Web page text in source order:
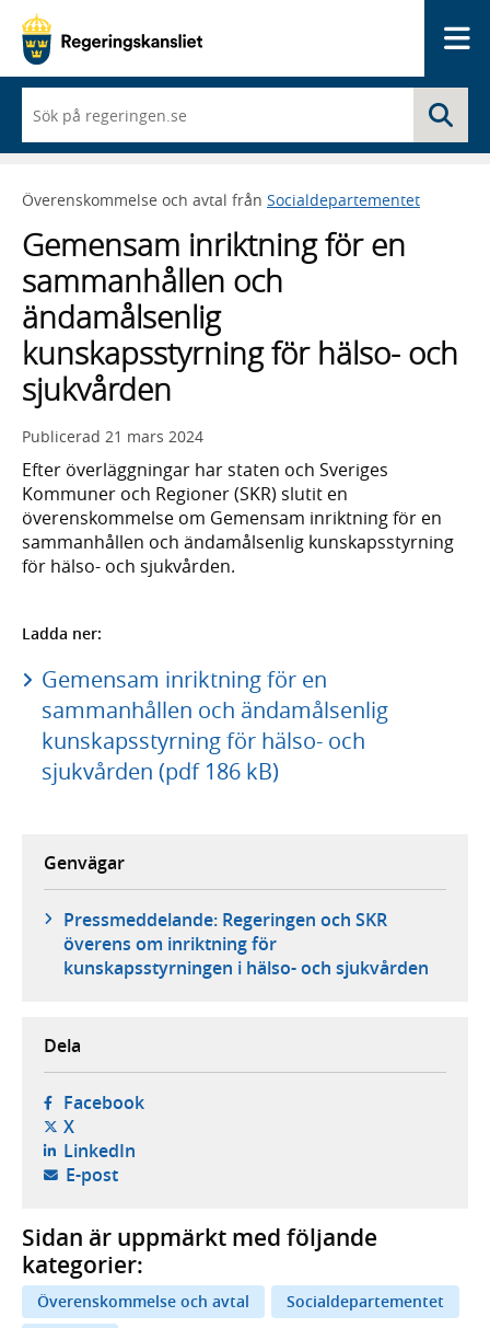
du
börjar
skriva
framträder
lista
med
sökförslag
Överenskommelse och avtal från Socialdepartementet
Gemensam inriktning för en
sammanhållen och
ändamålsenlig
kunskapsstyrning för hälso- och
sjukvården
Publicerad 21 mars 2024
Efter överläggningar har staten och Sveriges
Kommuner och Regioner (SKR) slutit en
överenskommelse om Gemensam inriktning för en
sammanhållen och ändamålsenlig kunskapsstyrning
för hälso- och sjukvården.
Ladda ner:
Gemensam inriktning för en
sammanhållen och ändamålsenlig
kunskapsstyrning för hälso- och
sjukvården (pdf 186 kB)
Genvägar
Pressmeddelande: Regeringen och SKR
överens om inriktning för
kunskapsstyrningen i hälso- och sjukvården
Dela
Facebook- öppnas i ny flik, extern webbplats,
X- öppnas i ny flik, extern webbplats,
LinkedIn- öppnas i ny flik, extern webbplats,
E-post- öppnar din e-postklient,
Sidan är uppmärkt med följande
kategorier:
Överenskommelse och avtal
Socialdepartementet